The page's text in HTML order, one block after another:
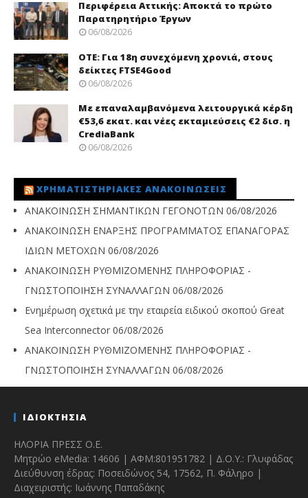
Περιφέρεια Αττικής: Αποκτά το πρώτο
Παρατηρητήριο Έργων
06/08/2026
ΟΤΕ: Για 18η συνεχόμενη χρονιά, στους
δείκτες FTSE4Good
06/08/2026
Με επαναλαμβανόμενα λειτουργικά κέρδη
€53,6 εκατ. και νέες εκταμιεύσεις €2 δισ. η
CrediaBank
06/08/2026
ΧΡΗΜΑΤΙΣΤΗΡΙΑΚΈΣ ΑΝΑΚΟΙΝΏΣΕΙΣ
ΑΝΑΚΟΙΝΩΣΗ ΣΗΜΑΝΤΙΚΩΝ ΓΕΓΟΝΟΤΩΝ 06/08/2026
ΑΝΑΚΟΙΝΩΣΗ ΕΝΑΡΞΗΣ ΠΡΟΓΡΑΜΜΑΤΟΣ ΕΠΑΝΑΓΟΡΑΣ
ΙΔΙΩΝ ΜΕΤΟΧΩΝ 06/08/2026
ΑΝΑΚΟΙΝΩΣΗ ΡΥΘΜΙΖΟΜΕΝΗΣ ΠΛΗΡΟΦΟΡΙΑΣ -
ΓΝΩΣΤΟΠΟΙΗΣΗ ΣΥΝΑΛΛΑΓΩΝ 06/08/2026
Ενημέρωση σχετικά με την εταιρεία ειδικού σκοπού Great
Sea Interconnector 06/08/2026
ΑΝΑΚΟΙΝΩΣΗ ΡΥΘΜΙΖΟΜΕΝΗΣ ΠΛΗΡΟΦΟΡΙΑΣ -
ΓΝΩΣΤΟΠΟΙΗΣΗ ΣΥΝΑΛΛΑΓΩΝ 06/08/2026
ΙΔΙΟΚΤΗΣΙΑ
ΗΛΟΡΙΑ ΠΡΕΣΣ Ο.Ε.
Μητρώο eMedia: 14606 | ΑΦΜ:801951782 | Δ.Ο.Υ.: Γλυφάδας
Διεύθυνση έδρας: Ποσειδώνος 54, 17562, Π. Φάληρο |
Διαχειριστής: Ιωάννης Παπαδάκης